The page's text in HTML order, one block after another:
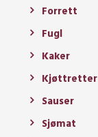
Forrett
Fugl
Kaker
Kjøttretter
Sauser
Sjømat